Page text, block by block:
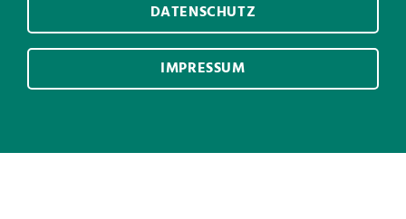
DATENSCHUTZ
IMPRESSUM